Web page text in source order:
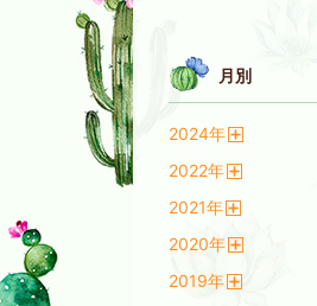
月別
2024年
2022年
2021年
2020年
2019年